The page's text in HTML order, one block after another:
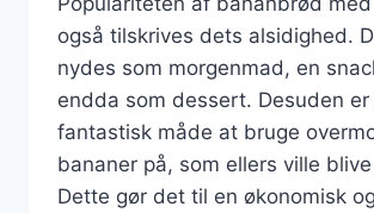
også tilskrives dets alsidighed.
nydes som morgenmad, en
endda som dessert. Desuden
fantastisk måde at bruge
bananer på, som ellers ville
Dette gør det til en økonomisk og